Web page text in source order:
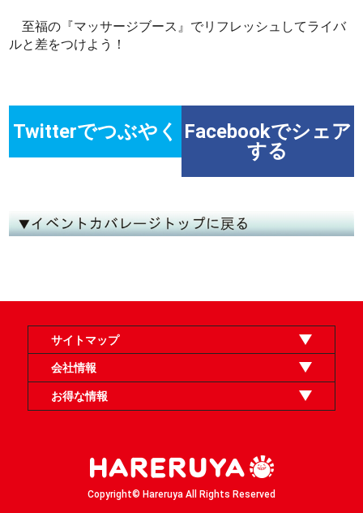
至福の『マッサージブース』でリフレッシュしてライバ
ルと差をつけよう！
Twitterでつぶやく
Facebookでシェア
する
サイトマップ
オンラインショップ
買取
記事
選手一覧
デッキ検索
デッキ構築
イベント・大会
店舗のご案内
お問い合わせ
ヘルプ
FAQ
会社情報
利用規約
スタッフ募集
特定商取引法表示
個人情報保護方針
企業情報
お得な情報
Copyright© Hareruya All Rights Reserved